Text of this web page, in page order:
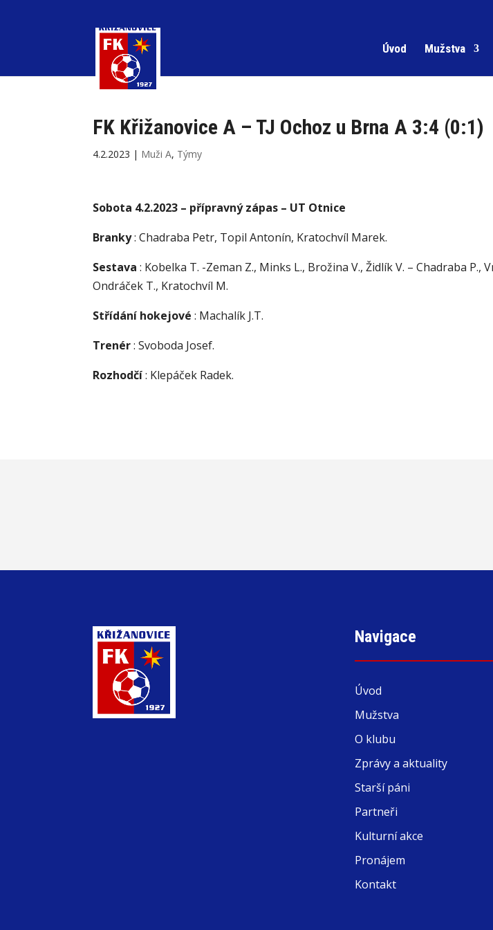
Úvod Mužstva
FK Křižanovice A – TJ Ochoz u Brna A 3:4 (0:1)
4.2.2023 | Muži A, Týmy
Sobota 4.2.2023 – přípravný zápas – UT Otnice
Branky: Chadraba Petr, Topil Antonín, Kratochvíl Marek.
Sestava : Kobelka T. -Zeman Z., Minks L., Brožina V., Židlík V. – Chadraba P.,
Ondráček T., Kratochvíl M.
Střídání hokejové : Machalík J.T.
Trenér: Svoboda Josef.
Rozhodčí: Klepáček Radek.
Navigace
Úvod
Mužstva
O klubu
Zprávy a aktuality
Starší páni
Partneři
Kulturní akce
Pronájem
Kontakt